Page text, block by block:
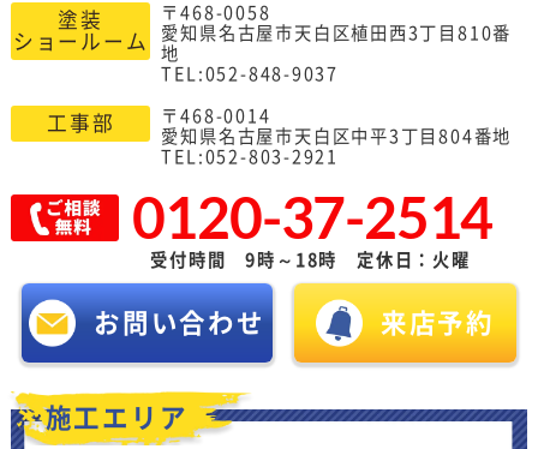
塗装
ショールーム
〒468-0058
愛知県名古屋市天白区植田西3丁目810番
地
TEL:052-848-9037
工事部
〒468-0014
愛知県名古屋市天白区中平3丁目804番地
TEL:052-803-2921
0120-37-2514
受付時間 9時～18時 定休日：火曜
お問い合わせ 来店予約
施工エリア